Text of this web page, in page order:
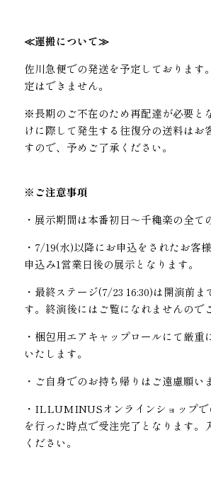
≪運搬について≫
佐川急便での発送を予定しております
定はできません。
※長期のご不在のため再配達が必要と
けに際して発生する往復分の送料はお
すので、予めご了承ください。
※ご注意事項
・展示期間は本番初日～千穐楽の全て
・7/19(水)以降にお申込をされたお客
申込み1営業日後の展示となります。
・最終ステージ(7/23 16:30)は開演前ま
す。終演後にはご覧になれませんので
・梱包用エアキャップロールにて厳重
いたします。
・ご自身でのお持ち帰りはご遠慮願い
・ILLUMINUSオンラインショップで
を行った時点で受注完了となります。
ください。